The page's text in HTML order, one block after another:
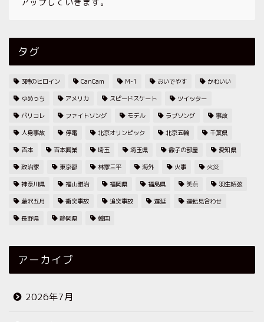
タグ
3時のヒロイン CanCam M-1 おいでやす かわいい
ゆめっち アメリカ スピードスケート ツイッター
パリコレ ファイトソング モデル ラブソング 事故
人身事故 停電 北京オリンピック 北京五輪 千葉県
吉本 吉本興業 埼玉 埼玉県 徹子の部屋 愛知県
政治家 東京都 林家三平 海外 火事 火災
神奈川県 福山雅治 福岡県 福島県 笑点 羽生結弦
藤沢五月 衝突事故 追突事故 遅延 運転見合わせ
長野県 静岡県 韓国
アーカイブ
2026年7月